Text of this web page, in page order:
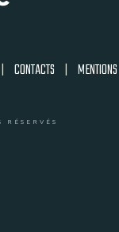
| CONTACTS | MENTIONS